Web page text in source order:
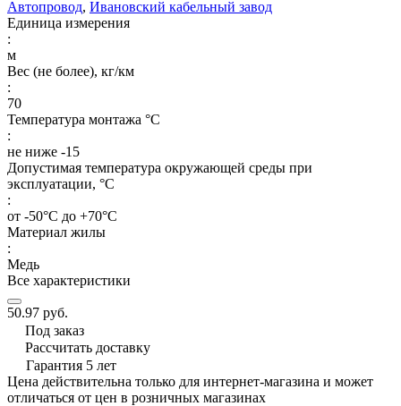
Автопровод, Ивановский кабельный завод
Единица измерения
:
м
Вес (не более), кг/км
:
70
Температура монтажа °C
:
не ниже -15
Допустимая температура окружающей среды при
эксплуатации, °C
:
от -50°С до +70°С
Материал жилы
:
Медь
Все характеристики
50.97 руб.
Под заказ
Рассчитать доставку
Гарантия 5 лет
Цена действительна только для интернет-магазина и может
отличаться от цен в розничных магазинах